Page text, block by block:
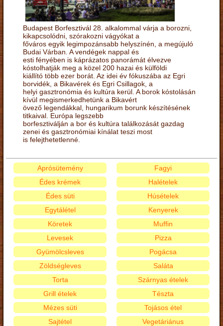
Budapest Borfesztivál 28. alkalommal várja a borozni,
kikapcsolódni, szórakozni vágyókat a
főváros egyik legimpozánsabb helyszínén, a megújuló
Budai Várban. A vendégek nappal és
esti fényében is káprázatos panorámát élvezve
kóstolhatják meg a közel 200 hazai és külföldi
kiállító több ezer borát. Az idei év fókuszába az Egri
borvidék, a Bikavérek és Egri Csillagok, a
helyi gasztronómia és kultúra kerül. A borok kóstolásán
kívül megismerkedhetünk a Bikavért
övező legendákkal, hungarikum borunk készítésének
titkaival. Európa legszebb
borfesztiválján a bor és kultúra találkozását gazdag
zenei és gasztronómiai kínálat teszi most
is felejthetetlenné.
Aprósütemény
Édes krémek
Édes süti
Egytálétel
Fagyi
Halételek
Húsételek
Kenyerek
Köretek
Levesek
Gyümölcsleves
Zöldségleves
Muffin
Pizza
Pogácsa
Saláta
Torta
Grill ételek
Mézes süti
Sajtétel
Szárnyas ételek
Tészta
Tojásos étel
Vegetáriánus